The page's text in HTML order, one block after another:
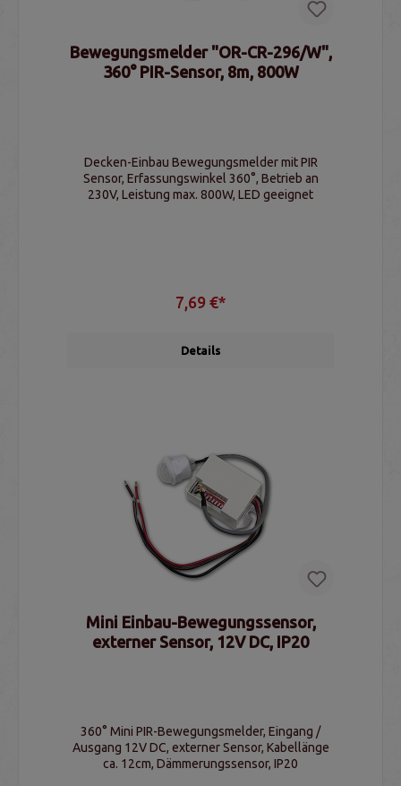
Bewegungsmelder "OR-CR-296/W",
360° PIR-Sensor, 8m, 800W
Decken-Einbau Bewegungsmelder mit PIR
Sensor, Erfassungswinkel 360°, Betrieb an
230V, Leistung max. 800W, LED geeignet
7,69 €*
Details
Mini Einbau-Bewegungssensor,
externer Sensor, 12V DC, IP20
360° Mini PIR-Bewegungsmelder, Eingang /
Ausgang 12V DC, externer Sensor, Kabellänge
ca. 12cm, Dämmerungssensor, IP20